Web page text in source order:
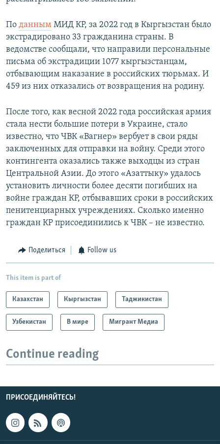
По данным МИД КР, за 2022 год в Кыргызстан было
экстрадировано 33 гражданина страны. В
ведомстве сообщали, что направили персональные
письма об экстрадиции 1077 кыргызстанцам,
отбывающим наказание в российских тюрьмах. И
459 из них отказались от возвращения на родину.
После того, как весной 2022 года российская армия
стала нести большие потери в Украине, стало
известно, что ЧВК «Вагнер» вербует в свои ряды
заключенных для отправки на войну. Среди этого
контингента оказались также выходцы из стран
Центральной Азии. До этого «Азаттыку» удалось
установить личности более десяти погибших на
войне граждан КР, отбывавших сроки в российских
пенитенциарных учреждениях. Сколько именно
граждан КР присоединились к ЧВК – не известно.
Поделиться Follow us
This item is part of
Казахстан Кыргызстан Таджикистан
Узбекистан В мире Мигрант Медиа
Continue reading
ПРИСОЕДИНЯЙТЕСЬ!